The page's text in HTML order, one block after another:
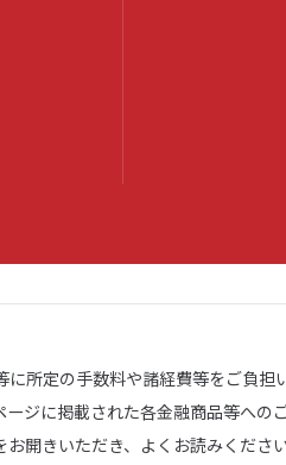
所定の手数料や諸経費等をご負担
ジに掲載された各金融商品等への
開きいただき、よくお読みください